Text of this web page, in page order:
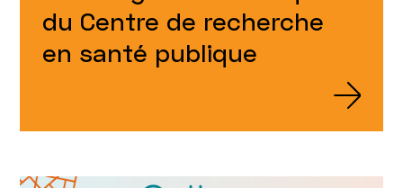
du Centre de recherche
en santé publique